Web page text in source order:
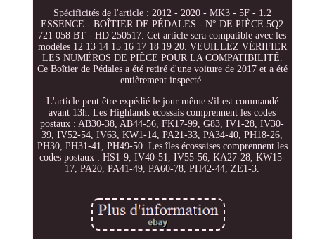
Spécificités de l'article : 2012 - 2020 - MK3 - 5F - 1.2
ESSENCE - BOÎTIER DE PÉDALES - N° DE PIÈCE 5Q2
721 058 BT - HD 250517. Cet article sera compatible avec les
modèles 12 13 14 15 16 17 18 19 20. VEUILLEZ VÉRIFIER
LES NUMÉROS DE PIÈCE POUR LA COMPATIBILITÉ.
Ce Boîtier de Pédales a été retiré d'une voiture de 2017 et a été
entièrement inspecté.
L'article peut être expédié le jour même s'il est commandé
avant 13h. Les Highlands écossais comprennent les codes
postaux : AB30-38, AB44-56, FK17-99, G83, IV1-28, IV30-
39, IV52-54, IV63, KW1-14, PA21-33, PA34-40, PH18-26,
PH30, PH31-41, PH49-50. Les îles écossaises comprennent les
codes postaux : HS1-9, IV40-51, IV55-56, KA27-28, KW15-
17, PA20, PA41-49, PA60-78, PH42-44, ZE1-3.